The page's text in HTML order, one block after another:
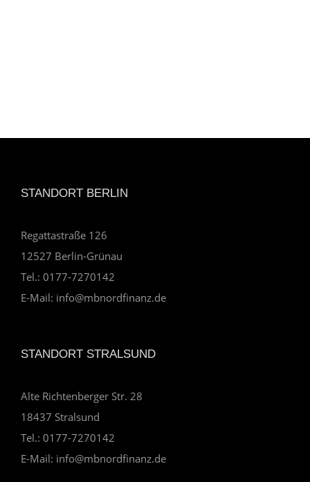
STANDORT BERLIN
Regattastraße 126
12527 Berlin-Grünau
Tel.: 0177-7270142
E-Mail: info@mbnordfinanz.de
STANDORT STRALSUND
Alte Richtenberger Str. 28
18437 Stralsund
Tel.: 0177-7270142
E-Mail: info@mbnordfinanz.de